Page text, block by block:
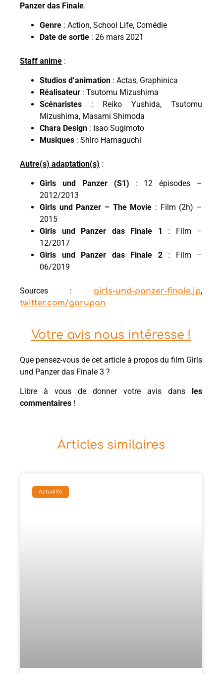
Panzer das Finale.
Genre : Action, School Life, Comédie
Date de sortie : 26 mars 2021
Staff anime :
Studios d’animation : Actas, Graphinica
Réalisateur : Tsutomu Mizushima
Scénaristes : Reiko Yushida, Tsutomu
Mizushima, Masami Shimoda
Chara Design : Isao Sugimoto
Musiques : Shiro Hamaguchi
Autre(s) adaptation(s) :
Girls und Panzer (S1) : 12 épisodes –
2012/2013
Girls und Panzer – The Movie : Film (2h) –
2015
Girls und Panzer das Finale 1 : Film –
12/2017
Girls und Panzer das Finale 2: Film –
06/2019
Sources : girls-und-panzer-finale.jp,
twitter.com/garupan
Votre avis nous intéresse !
Que pensez-vous de cet article à propos du film Girls
und Panzer das Finale 3 ?
Libre à vous de donner votre avis dans les
commentaires !
Articles similaires
Actualité